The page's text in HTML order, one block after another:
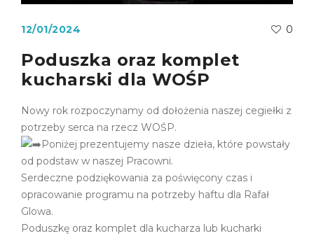
12/01/2024 0
Poduszka oraz komplet
kucharski dla WOŚP
Nowy rok rozpoczynamy od dołożenia naszej cegiełki z
potrzeby serca na rzecz WOŚP.
Poniżej prezentujemy nasze dzieła, które powstały
od podstaw w naszej Pracowni.
Serdeczne podziękowania za poświęcony czas i
opracowanie programu na potrzeby haftu dla Rafał
Glowa.
Poduszkę oraz komplet dla kucharza lub kucharki